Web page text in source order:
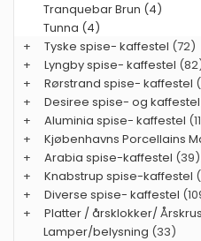
Tranquebar Brun (4)
Tunna (4)
+
Tyske spise- kaffestel (72)
+
Lyngby spise- kaffestel
+
Rørstrand spise- kaffestel
+
Desiree spise- og kaffestel
+
Aluminia spise- kaffestel
+
Kjøbenhavns Porcellains
+
Arabia spise-kaffestel (39)
+
Knabstrup spise-kaffestel
+
Diverse spise- kaffestel
+
Platter / årsklokker/ Årskrus
Lamper/belysning (33)